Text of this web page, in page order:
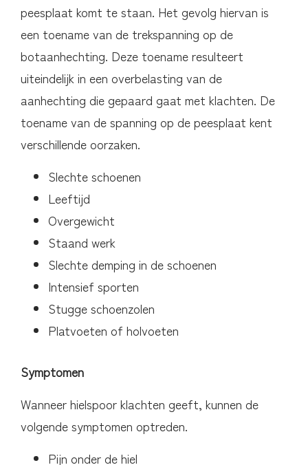
peesplaat komt te staan. Het gevolg hiervan is
een toename van de trekspanning op de
botaanhechting. Deze toename resulteert
uiteindelijk in een overbelasting van de
aanhechting die gepaard gaat met klachten. De
toename van de spanning op de peesplaat kent
verschillende oorzaken.
Slechte schoenen
Leeftijd
Overgewicht
Staand werk
Slechte demping in de schoenen
Intensief sporten
Stugge schoenzolen
Platvoeten of holvoeten
Symptomen
Wanneer hielspoor klachten geeft, kunnen de
volgende symptomen optreden.
Pijn onder de hiel